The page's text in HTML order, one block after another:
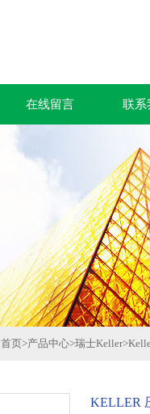
在线留言 联系
首页>产品中心>瑞士Keller>
KELLER